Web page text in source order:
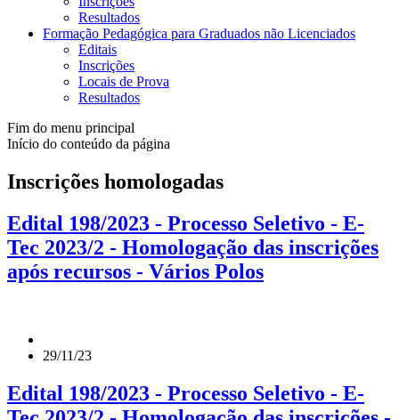
Resultados
Formação Pedagógica para Graduados não Licenciados
Editais
Inscrições
Locais de Prova
Resultados
Fim do menu principal
Início do conteúdo da página
Inscrições homologadas
Edital 198/2023 - Processo Seletivo - E-
Tec 2023/2 - Homologação das inscrições
após recursos - Vários Polos
29/11/23
Edital 198/2023 - Processo Seletivo - E-